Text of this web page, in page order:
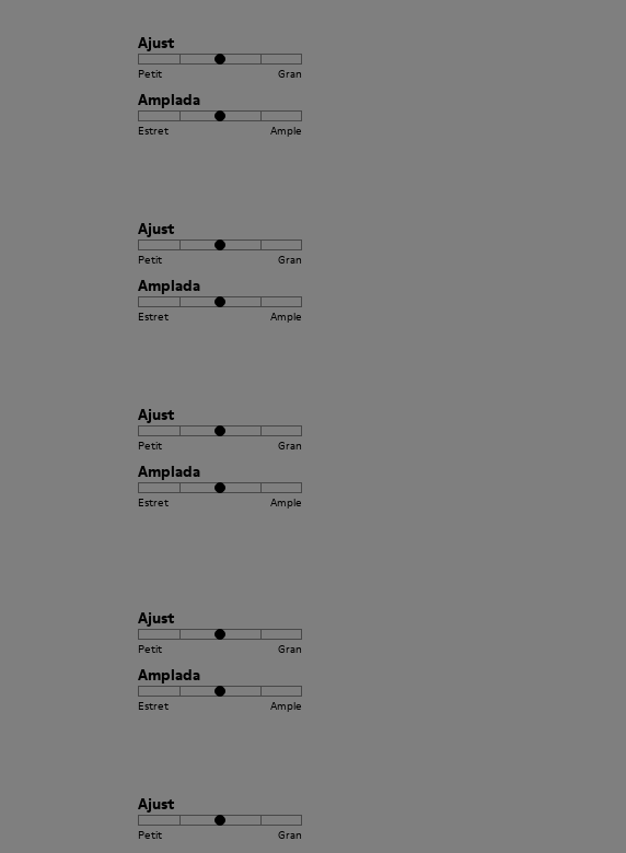
Ajust
Petit Gran
Amplada
Estret Ample
Ajust
Petit Gran
Amplada
Estret Ample
Ajust
Petit Gran
Amplada
Estret Ample
Ajust
Petit Gran
Amplada
Estret Ample
Ajust
Petit Gran